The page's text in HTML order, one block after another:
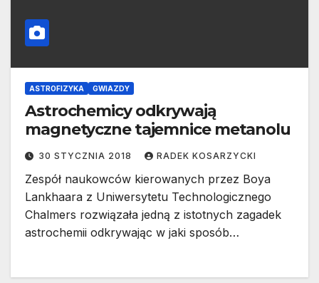
ASTROFIZYKA GWIAZDY
Astrochemicy odkrywają
magnetyczne tajemnice metanolu
30 STYCZNIA 2018 RADEK KOSARZYCKI
Zespół naukowców kierowanych przez Boya
Lankhaara z Uniwersytetu Technologicznego
Chalmers rozwiązała jedną z istotnych zagadek
astrochemii odkrywając w jaki sposób…